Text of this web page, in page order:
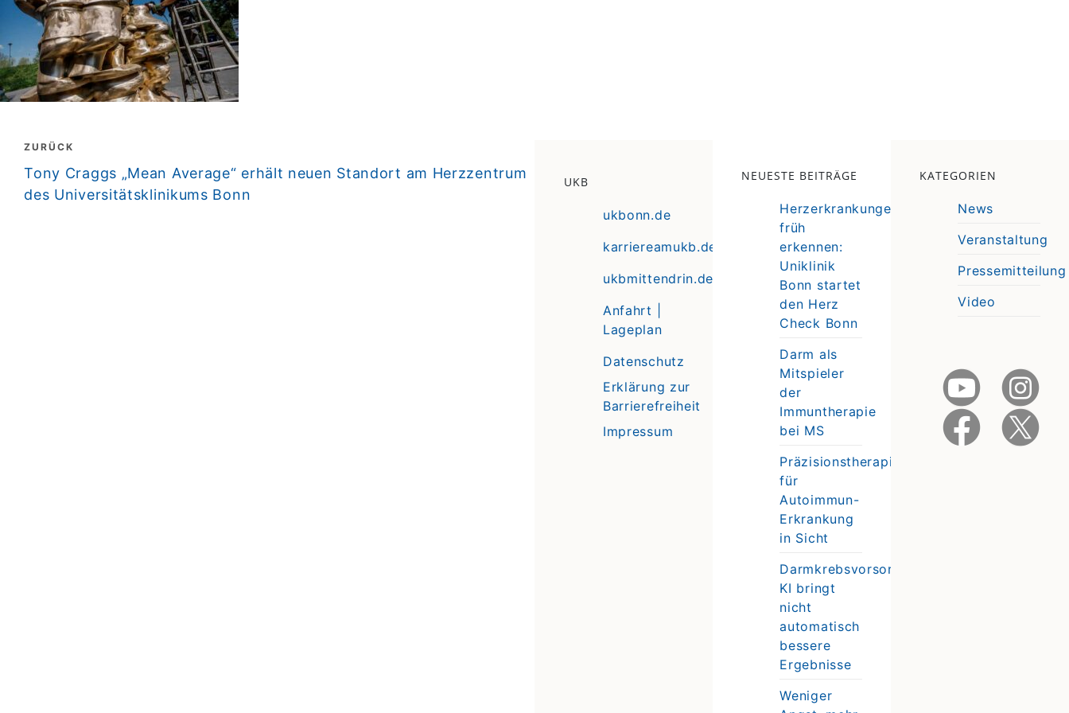
Beitragsnavigation
ZURÜCK
zurück
Tony Craggs „Mean Average“ erhält neuen Standort am Herzzentrum
des Universitätsklinikums Bonn
UKB
ukbonn.de
karriereamukb.de
ukbmittendrin.de
Anfahrt |
Lageplan
Datenschutz
Erklärung zur
Barrierefreiheit
Impressum
NEUESTE BEITRÄGE
Herzerkrankungen
früh
erkennen:
Uniklinik
Bonn startet
den Herz
Check Bonn
Darm als
Mitspieler
der
Immuntherapie
bei MS
Präzisionstherapie
für
Autoimmun-
Erkrankung
in Sicht
Darmkrebsvorsorge:
KI bringt
nicht
automatisch
bessere
Ergebnisse
Weniger
KATEGORIEN
News
Veranstaltung
Pressemitteilung
Video